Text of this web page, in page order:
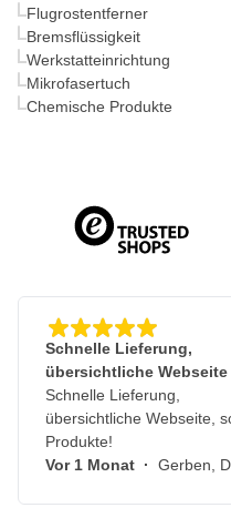
Flugrostentferner
Bremsflüssigkeit
Werkstatteinrichtung
Mikrofasertuch
Chemische Produkte
Schnelle Lieferung,
übersichtliche Webseite
Schnelle Lieferung,
übersichtliche Webseite,
Produkte!
Vor 1 Monat · Gerben,